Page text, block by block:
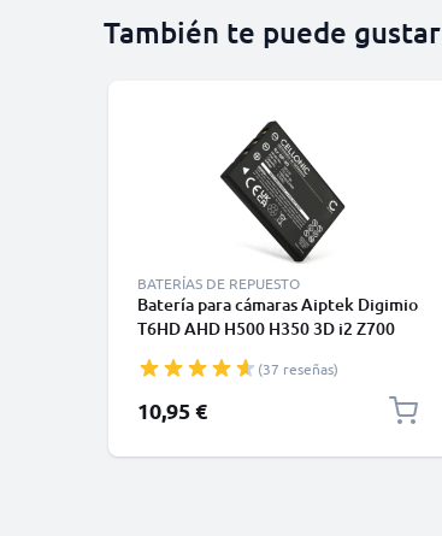
También te puede gustar
BATERÍAS DE REPUESTO
Batería para cámaras Aiptek Digimio
T6HD AHD H500 H350 3D i2 Z700
1180mAh 3.6V - 3.7V de CELLONIC
(37 reseñas)
10,95 €